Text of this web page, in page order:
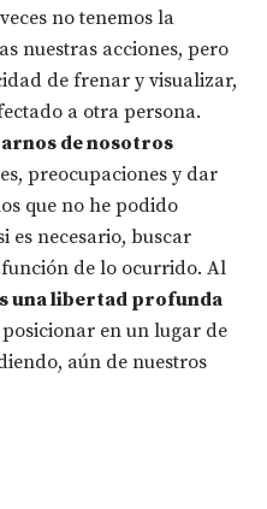
no tenemos la
nuestras acciones, pero
de frenar y visualizar,
a otra persona.
de nosotros
preocupaciones y dar
que no he podido
es necesario, buscar
de lo ocurrido. Al
una libertad profunda
posicionar en un lugar de
aún de nuestros